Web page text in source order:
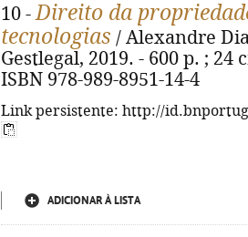
10 -Direito da
tecnologias / Alexandre
Gestlegal, 2019. - 600 p. ; 24
ISBN 978-989-8951-14-4
Link persistente: http://
ADICIONAR À LISTA